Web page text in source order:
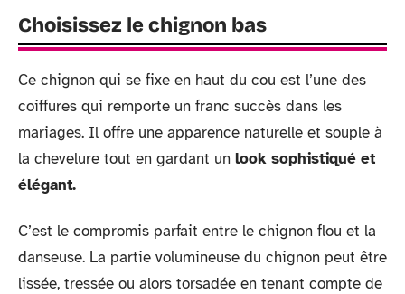
Choisissez le chignon bas
Ce chignon qui se fixe en haut du cou est l’une des
coiffures qui remporte un franc succès dans les
mariages. Il offre une apparence naturelle et souple à
la chevelure tout en gardant un look sophistiqué et
élégant.
C’est le compromis parfait entre le chignon flou et la
danseuse. La partie volumineuse du chignon peut être
lissée, tressée ou alors torsadée en tenant compte de